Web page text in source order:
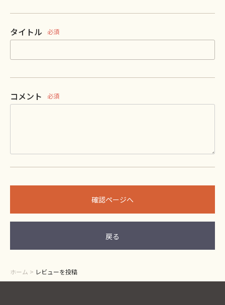
タイトル 必須
コメント 必須
確認ページへ
戻る
ホーム > レビューを投稿